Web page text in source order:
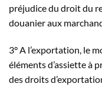
préjudice du droit du
douanier aux
3° A l’exportation, le
éléments d’assiette à
des droits